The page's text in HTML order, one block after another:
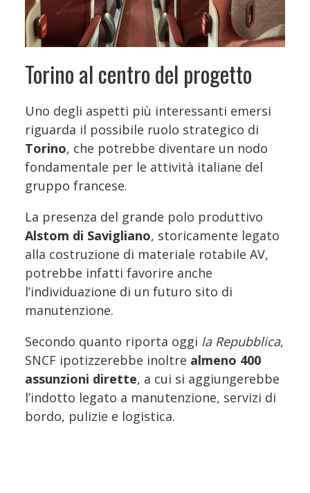
Torino al centro del progetto
Uno degli aspetti più interessanti emersi
riguarda il possibile ruolo strategico di
Torino, che potrebbe diventare un nodo
fondamentale per le attività italiane del
gruppo francese.
La presenza del grande polo produttivo
Alstom di Savigliano, storicamente legato
alla costruzione di materiale rotabile AV,
potrebbe infatti favorire anche
l’individuazione di un futuro sito di
manutenzione.
Secondo quanto riporta oggi la Repubblica,
SNCF ipotizzerebbe inoltre almeno 400
assunzioni dirette, a cui si aggiungerebbe
l’indotto legato a manutenzione, servizi di
bordo, pulizie e logistica.